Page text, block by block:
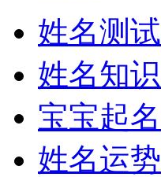
姓名测试
姓名知识
宝宝起名
姓名运势